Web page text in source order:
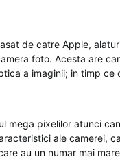
de catre Apple,
foto. Acesta are
a imaginii; in timp ce
mega pixelilor atunci
ale camerei,
au un numar mai